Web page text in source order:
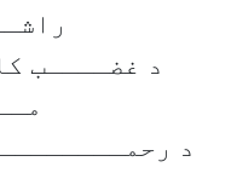
د غضــــب
د